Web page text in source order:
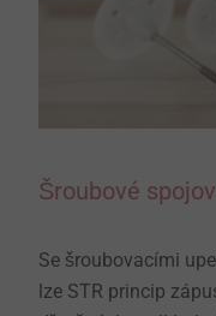
Šroubové
Se šroubovacími
lze STR princip